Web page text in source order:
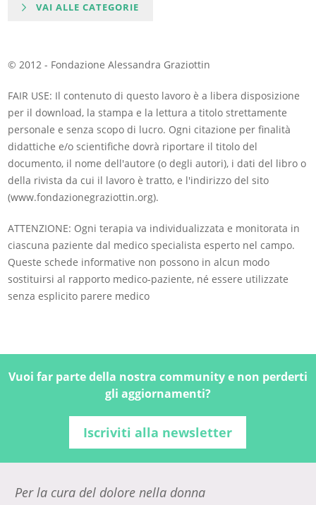
VAI ALLE CATEGORIE
© 2012 - Fondazione Alessandra Graziottin
FAIR USE: Il contenuto di questo lavoro è a libera disposizione
per il download, la stampa e la lettura a titolo strettamente
personale e senza scopo di lucro. Ogni citazione per finalità
didattiche e/o scientifiche dovrà riportare il titolo del
documento, il nome dell'autore (o degli autori), i dati del libro o
della rivista da cui il lavoro è tratto, e l'indirizzo del sito
(www.fondazionegraziottin.org).
ATTENZIONE: Ogni terapia va individualizzata e monitorata in
ciascuna paziente dal medico specialista esperto nel campo.
Queste schede informative non possono in alcun modo
sostituirsi al rapporto medico-paziente, né essere utilizzate
senza esplicito parere medico
Vuoi far parte della nostra community e non perderti
gli aggiornamenti?
Iscriviti alla newsletter
Per la cura del dolore nella donna